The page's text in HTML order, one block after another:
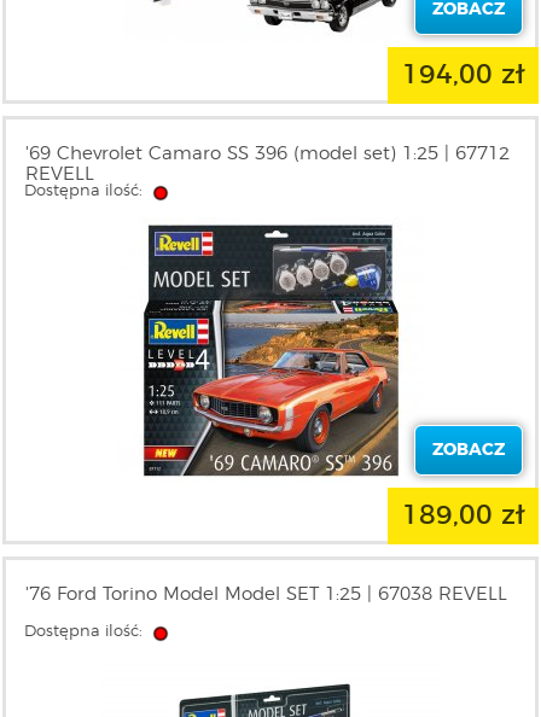
ZOBACZ
194,00 zł
'69 Chevrolet Camaro SS 396 (model set) 1:25 | 67712
REVELL
Dostępna ilość:
ZOBACZ
189,00 zł
'76 Ford Torino Model Model SET 1:25 | 67038 REVELL
Dostępna ilość: